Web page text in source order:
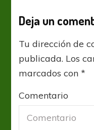
Deja un
Tu dirección de
publicada. Los
marcados con*
Comentario